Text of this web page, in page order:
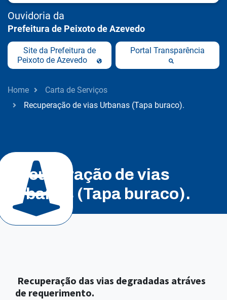
Ouvidoria da
Prefeitura de Peixoto de Azevedo
Site da Prefeitura de
Peixoto de Azevedo
Portal Transparência
Home
Carta de Serviços
Recuperação de vias Urbanas (Tapa buraco).
Recuperação de vias
Urbanas (Tapa buraco).
Recuperação das vias degradadas atráves
de requerimento.